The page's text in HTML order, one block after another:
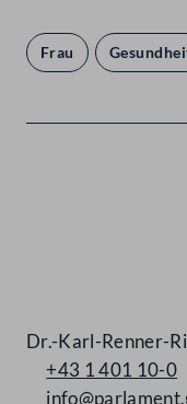
Frau
Dr.-Karl-Renner-
+43 1 401 10-0